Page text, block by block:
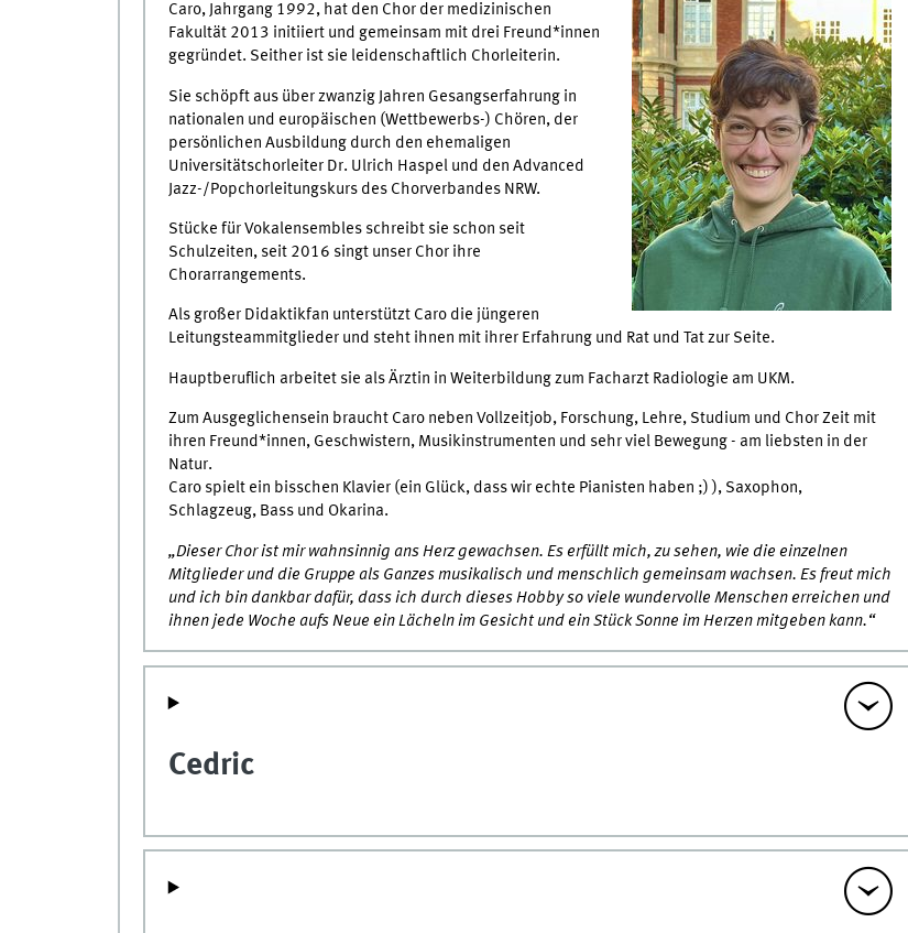
Caro, Jahrgang 1992, hat den Chor der medizinischen
Fakultät 2013 initiiert und gemeinsam mit drei Freund*innen
gegründet. Seither ist sie leidenschaftlich Chorleiterin.
Sie schöpft aus über zwanzig Jahren Gesangserfahrung in
nationalen und europäischen (Wettbewerbs-) Chören, der
persönlichen Ausbildung durch den ehemaligen
Universitätschorleiter Dr. Ulrich Haspel und den Advanced
Jazz-/Popchorleitungskurs des Chorverbandes NRW.
Stücke für Vokalensembles schreibt sie schon seit
Schulzeiten, seit 2016 singt unser Chor ihre
Chorarrangements.
Als großer Didaktikfan unterstützt Caro die jüngeren
Leitungsteammitglieder und steht ihnen mit ihrer Erfahrung und Rat und Tat zur Seite.
Hauptberuflich arbeitet sie als Ärztin in Weiterbildung zum Facharzt Radiologie am UKM.
Zum Ausgeglichensein braucht Caro neben Vollzeitjob, Forschung, Lehre, Studium und Chor Zeit mit
ihren Freund*innen, Geschwistern, Musikinstrumenten und sehr viel Bewegung - am liebsten in der
Natur.
Caro spielt ein bisschen Klavier (ein Glück, dass wir echte Pianisten haben ;) ), Saxophon,
Schlagzeug, Bass und Okarina.
„Dieser Chor ist mir wahnsinnig ans Herz gewachsen. Es erfüllt mich, zu sehen, wie die einzelnen
Mitglieder und die Gruppe als Ganzes musikalisch und menschlich gemeinsam wachsen. Es freut mich
und ich bin dankbar dafür, dass ich durch dieses Hobby so viele wundervolle Menschen erreichen und
ihnen jede Woche aufs Neue ein Lächeln im Gesicht und ein Stück Sonne im Herzen mitgeben kann.“
Cedric